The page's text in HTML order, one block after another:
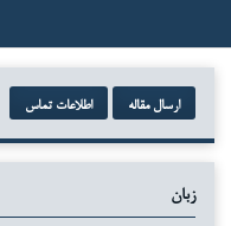
ارسال مقاله اطلاعات تماس
زبان